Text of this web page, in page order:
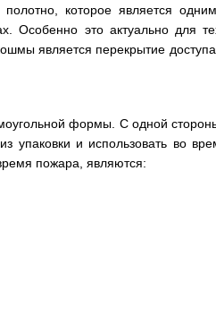
которое является
Особенно это актуально для
является перекрытие
формы. С одной
упаковки и использовать во
пожара, являются: